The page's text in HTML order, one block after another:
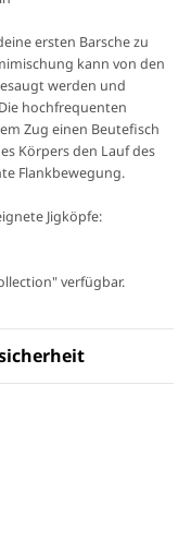
ersten Barsche zu
kann von den
werden und
hochfrequenten
Zug einen Beutefisch
Körpers den Lauf des
Flankbewegung.
Jigköpfe:
verfügbar.